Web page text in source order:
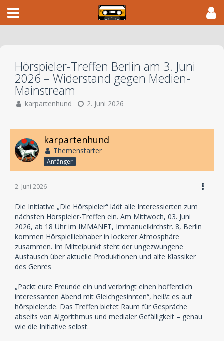
Hörspieler-Treffen Berlin am 3. Juni
2026 – Widerstand gegen Medien-
Mainstream
karpartenhund 2. Juni 2026
karpartenhund
Themenstarter
Anfänger
2. Juni 2026
Die Initiative „Die Hörspieler“ lädt alle Interessierten zum
nächsten Hörspieler-Treffen ein. Am Mittwoch, 03. Juni
2026, ab 18 Uhr im IMMANET, Immanuelkirchstr. 8, Berlin
kommen Hörspielliebhaber in lockerer Atmosphäre
zusammen. Im Mittelpunkt steht der ungezwungene
Austausch über aktuelle Produktionen und alte Klassiker
des Genres
„Packt eure Freunde ein und verbringt einen hoffentlich
interessanten Abend mit Gleichgesinnten“, heißt es auf
hörspieler.de. Das Treffen bietet Raum für Gespräche
abseits von Algorithmus und medialer Gefälligkeit – genau
wie die Initiative selbst.